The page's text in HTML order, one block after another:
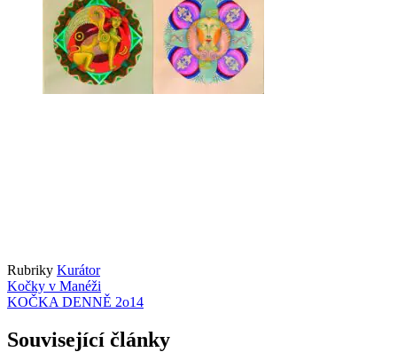
Rubriky Kurátor
Kočky v Manéži
KOČKA DENNĚ 2o14
Související články